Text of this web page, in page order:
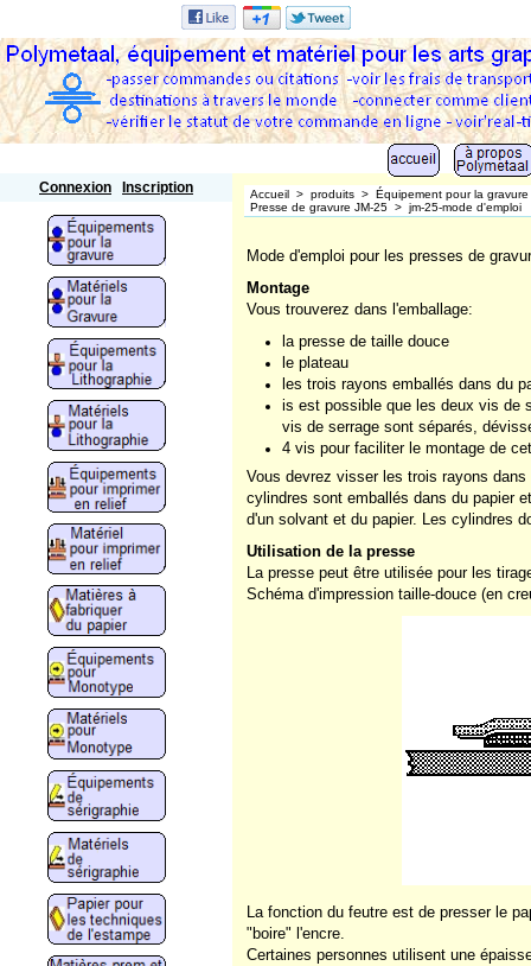
Connexion Inscription Accueil > produits > Équipement pour la gravure
Presse de gravure JM-25 > jm-25-mode d'emploi
Mode d'emploi pour les presses de
Montage
Vous trouverez dans l'emballage:
la presse de taille douce
le plateau
les trois rayons emballés dans du
is est possible que les deux vis de
vis de serrage sont séparés,
4 vis pour faciliter le montage de
Vous devrez visser les trois rayons
cylindres sont emballés dans du papier
d'un solvant et du papier. Les cylindres
Utilisation de la presse
La presse peut être utilisée pour les
Schéma d'impression taille-douce (en
La fonction du feutre est de presser le
"boire" l'encre.
Certaines personnes utilisent une